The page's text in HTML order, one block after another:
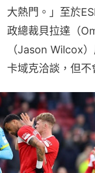
大熱門。」至於
政總裁貝拉達（
（Jason Wilcox
卡域克洽談，但不